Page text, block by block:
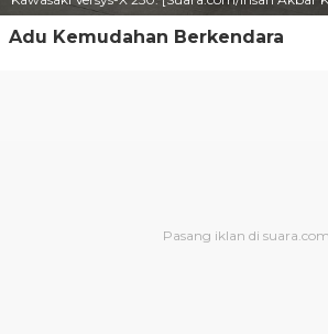
Adu Kemudahan Berkendara